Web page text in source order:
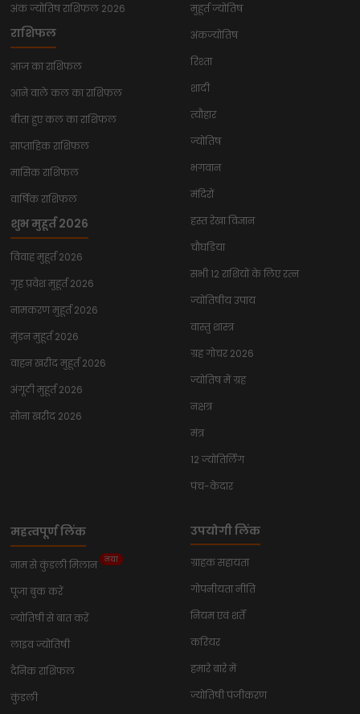
अंक ज्योतिष राशिफल 2026
राशिफल
आज का राशिफल
आने वाले कल का राशिफल
बीता हुए कल का राशिफल
साप्ताहिक राशिफल
मासिक राशिफल
वार्षिक राशिफल
शुभ मुहूर्त 2026
विवाह मुहूर्त 2026
गृह प्रवेश मुहूर्त 2026
नामकरण मुहूर्त 2026
मुंडन मुहूर्त 2026
वाहन खरीद मुहूर्त 2026
अंगूठी मुहूर्त 2026
सोना खरीद 2026
मुहूर्त ज्योतिष
अंकज्योतिष
रिश्ता
शादी
त्यौहार
ज्योतिष
भगवान
मंदिरों
हस्त रेखा विज्ञान
चौघडिया
सभी 12 राशियों के लिए रत्न
ज्योतिषीय उपाय
वास्तु शास्त्र
ग्रह गोचर 2026
ज्योतिष में ग्रह
नक्षत्र
मंत्र
12 ज्योतिर्लिंग
पंच-केदार
महत्वपूर्ण लिंक
नाम से कुंडली मिलान नया
पूजा बुक करें
ज्योतिषी से बात करें
लाइव ज्योतिषी
दैनिक राशिफल
कुंडली
उपयोगी लिंक
ग्राहक सहायता
गोपनीयता नीति
नियम एवं शर्तें
करियर
हमारे बारे में
ज्योतिषी पंजीकरण